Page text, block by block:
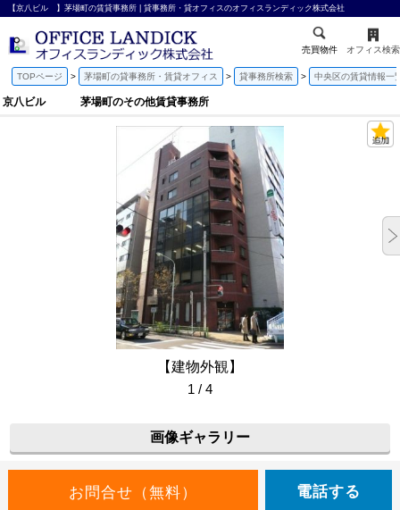
【京八ビル 】茅場町の賃貸事務所 | 貸事務所・貸オフィスのオフィスランディック株式会社
売買物件 オフィス検索
TOPページ 茅場町の貸事務所・賃貸オフィス 貸事務所検索 中央区の賃貸情報一
京八ビル 茅場町のその他賃貸事務所
【建物外観】
1 / 4
画像ギャラリー
電話する